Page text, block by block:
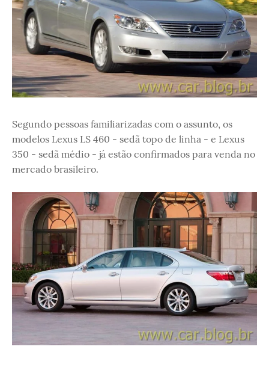
Segundo pessoas familiarizadas com o assunto, os
modelos Lexus LS 460 - sedã topo de linha - e Lexus
350 - sedã médio - já estão confirmados para venda no
mercado brasileiro.